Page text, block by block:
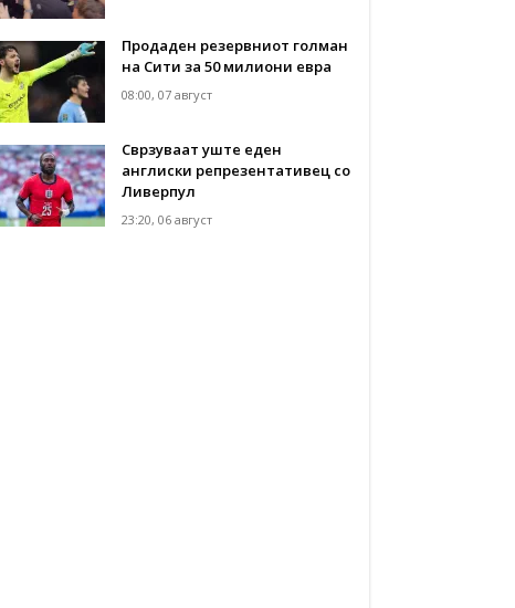
Продаден резервниот голман
на Сити за 50 милиони евра
08:00, 07 август
Сврзуваат уште еден
англиски репрезентативец со
Ливерпул
23:20, 06 август